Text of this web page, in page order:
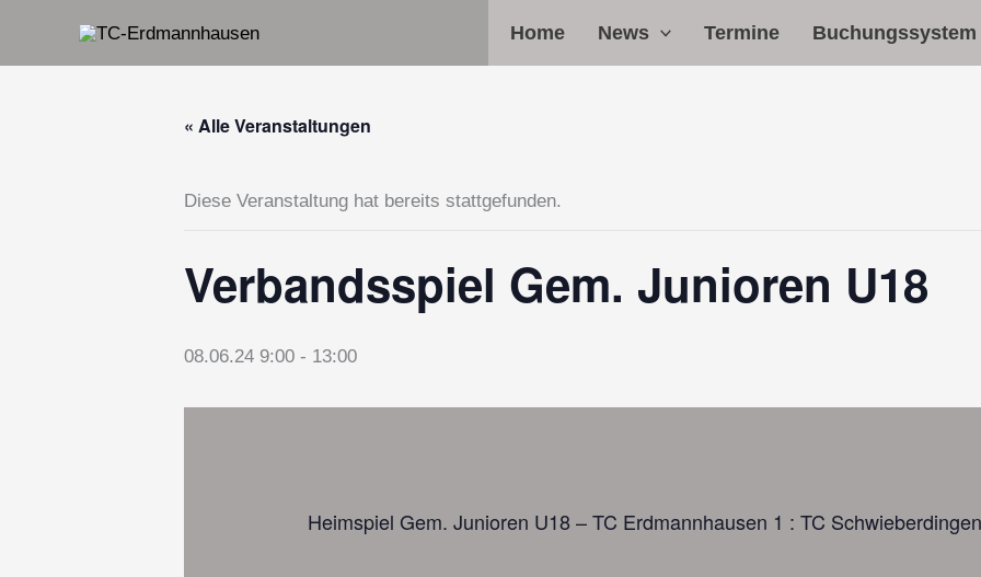
Home News Termine Buchungssystem
« Alle Veranstaltungen
Diese Veranstaltung hat bereits stattgefunden.
Verbandsspiel Gem. Junioren U18
08.06.24 9:00 - 13:00
Heimspiel Gem. Junioren U18 – TC Erdmannhausen 1 : TC